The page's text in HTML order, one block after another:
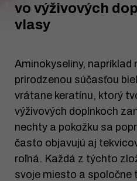
vo výživových
vlasy
Aminokyseliny,
prirodzenou súčasťou
vrátane keratínu, ktorý
výživových doplnkoch
nechty a pokožku sa
často objavujú aj
roľná. Každá z týchto
svoje miesto a spoločne